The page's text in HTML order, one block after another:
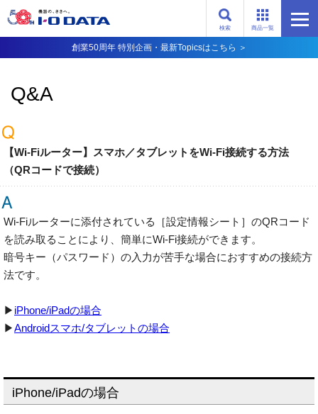
商品一覧
検索
創業50周年 特別企画・最新Topicsはこちら ＞
Q&A
【Wi-Fiルーター】スマホ／タブレットをWi-Fi接続する方法
（QRコードで接続）
Wi-Fiルーターに添付されている［設定情報シート］のQRコード
を読み取ることにより、簡単にWi-Fi接続ができます。
暗号キー（パスワード）の入力が苦手な場合におすすめの接続方
法です。
▶ iPhone/iPadの場合
▶Androidスマホ/タブレットの場合
iPhone/iPadの場合